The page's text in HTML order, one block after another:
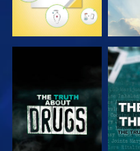
ΠΑΡΑΚΟΛΟΥΘΗΣΤΕ